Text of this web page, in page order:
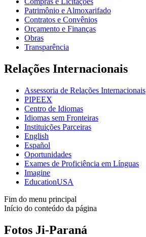
Patrimônio e Almoxarifado
Contratos e Convênios
Orçamento e Finanças
Obras
Transparência
Relações Internacionais
Assessoria de Relações Internacionais
PIPEEX
Centro de Idiomas
Idiomas sem Fronteiras
Instituições Parceiras
English
Español
Oportunidades
Exames de Proficiência em Línguas
Imagine
EducationUSA
Fim do menu principal
Início do conteúdo da página
Fotos Ji-Paraná